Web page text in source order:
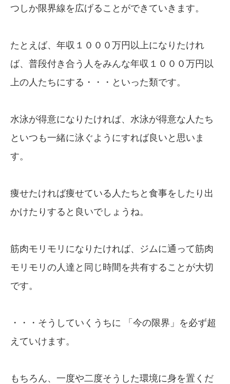
つしか限界線を広げることができていきます。
たとえば、年収１０００万円以上になりたけれ
ば、普段付き合う人をみんな年収１０００万円以
上の人たちにする・・・といった類です。
水泳が得意になりたければ、水泳が得意な人たち
といつも一緒に泳ぐようにすれば良いと思いま
す。
痩せたければ痩せている人たちと食事をしたり出
かけたりすると良いでしょうね。
筋肉モリモリになりたければ、ジムに通って筋肉
モリモリの人達と同じ時間を共有することが大切
です。
・・・そうしていくうちに 「今の限界」を必ず超
えていけます。
もちろん、一度や二度そうした環境に身を置くだ